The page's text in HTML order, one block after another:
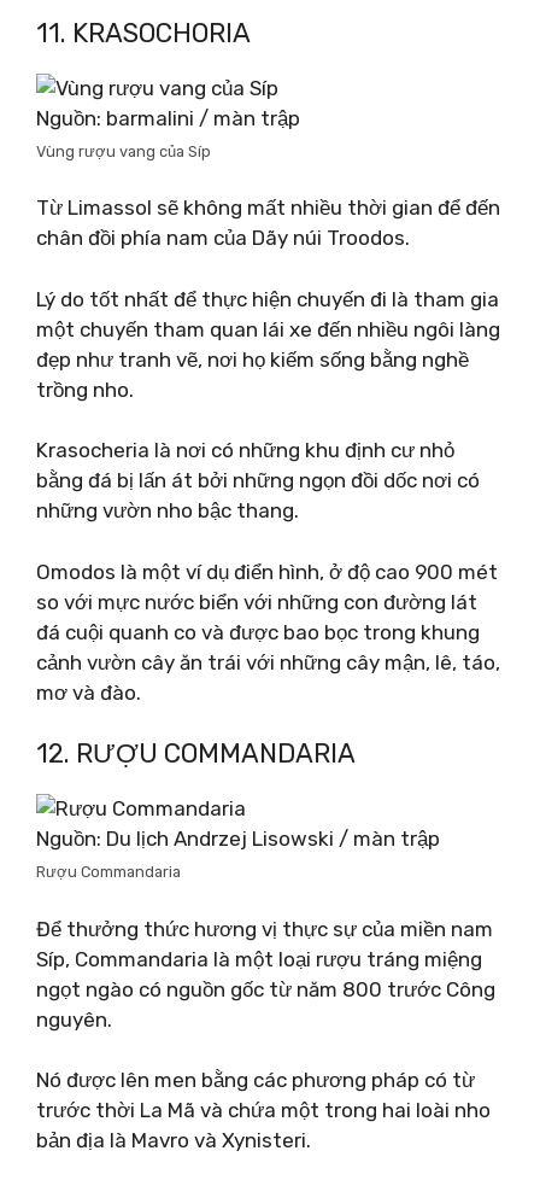
11. KRASOCHORIA
Nguồn: barmalini / màn trập
Vùng rượu vang của Síp
Từ Limassol sẽ không mất nhiều thời gian để đến
chân đồi phía nam của Dãy núi Troodos.
Lý do tốt nhất để thực hiện chuyến đi là tham gia
một chuyến tham quan lái xe đến nhiều ngôi làng
đẹp như tranh vẽ, nơi họ kiếm sống bằng nghề
trồng nho.
Krasocheria là nơi có những khu định cư nhỏ
bằng đá bị lấn át bởi những ngọn đồi dốc nơi có
những vườn nho bậc thang.
Omodos là một ví dụ điển hình, ở độ cao 900 mét
so với mực nước biển với những con đường lát
đá cuội quanh co và được bao bọc trong khung
cảnh vườn cây ăn trái với những cây mận, lê, táo,
mơ và đào.
12. RƯỢU COMMANDARIA
Nguồn: Du lịch Andrzej Lisowski / màn trập
Rượu Commandaria
Để thưởng thức hương vị thực sự của miền nam
Síp, Commandaria là một loại rượu tráng miệng
ngọt ngào có nguồn gốc từ năm 800 trước Công
nguyên.
Nó được lên men bằng các phương pháp có từ
trước thời La Mã và chứa một trong hai loài nho
bản địa là Mavro và Xynisteri.